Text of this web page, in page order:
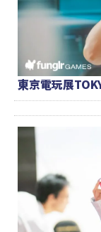
東京電玩展